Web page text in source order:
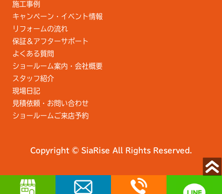
施工事例
キャンペーン・イベント情報
リフォームの流れ
保証＆アフターサポート
よくある質問
ショールーム案内・会社概要
スタッフ紹介
現場日記
見積依頼・お問い合わせ
ショールームご来店予約
Copyright © SiaRise All Rights Reserved.